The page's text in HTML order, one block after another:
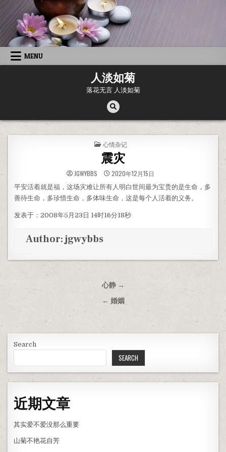
Skip to content
MENU
人淡如菊
落花无言 人淡如菊
POSTED IN
心情杂记
震灾
JGWYBBS 2020年12月15日
平安活着就是福，这场灾难让所有人明白世间最为宝贵的是生命，多
善待生命，多珍惜生命，多体味生命，这是每个人活着的义务。
发表于：2008年5月23日 14时16分18秒
Author:jgwybbs
Post navigation心静 →
← 婚姻
Search
SEARCH
近期文章
其实爱不爱没那么重要
山菊不艳花自芳